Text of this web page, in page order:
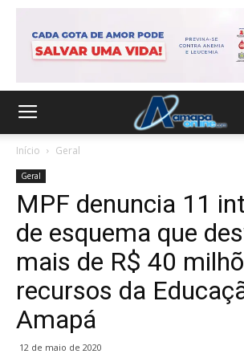
Início Geral
Geral
MPF denuncia 11
de esquema que
mais de R$ 40
recursos da
Amapá
12 de maio de 2020